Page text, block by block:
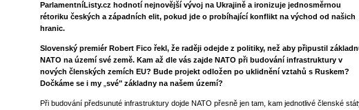
ParlamentníListy.cz hodnotí nejnovější vývoj na Ukrajině a ironizuje jednosměrnou
rétoriku českých a západních elit, pokud jde o probíhající konflikt na východ od našich
hranic.
Slovenský premiér Robert Fico řekl, že raději odejde z politiky, než aby připustil
NATO na území své země. Kam až dle vás zajde NATO při budování infrastruktury v
nových členských zemích EU? Bude projekt odložen po uklidnění vztahů s Ruskem?
Dočkáme se i my své" základny na našem území?
Při budování předsunuté infrastruktury dojde NATO přesně jen tam, kam jednotlivé členské